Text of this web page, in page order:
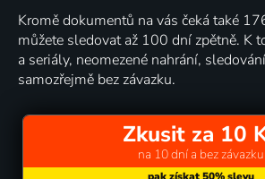
Kromě dokumentů na vás čeká také
můžete sledovat až 100 dní zpětně. K
a seriály, neomezené nahrání,
samozřejmě bez závazku.
Zkusit za 10
na 10 dní a bez závazku